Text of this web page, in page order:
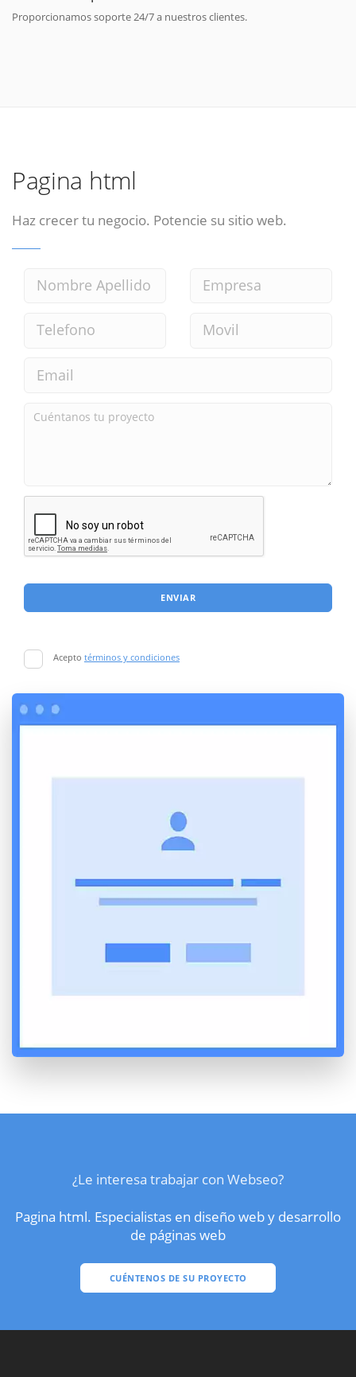
Proporcionamos soporte 24/7 a nuestros clientes.
Pagina html
Haz crecer tu negocio. Potencie su sitio web.
ENVIAR
Acepto términos y condiciones
¿Le interesa trabajar con Webseo?
Pagina html. Especialistas en diseño web y desarrollo
de páginas web
CUÉNTENOS DE SU PROYECTO